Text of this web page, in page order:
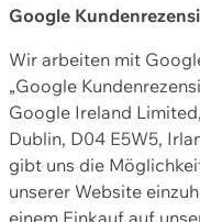
Google
Wir arbeiten mit
„Google
Google Ireland
Dublin, D04 E5W5,
gibt uns die
unserer Website